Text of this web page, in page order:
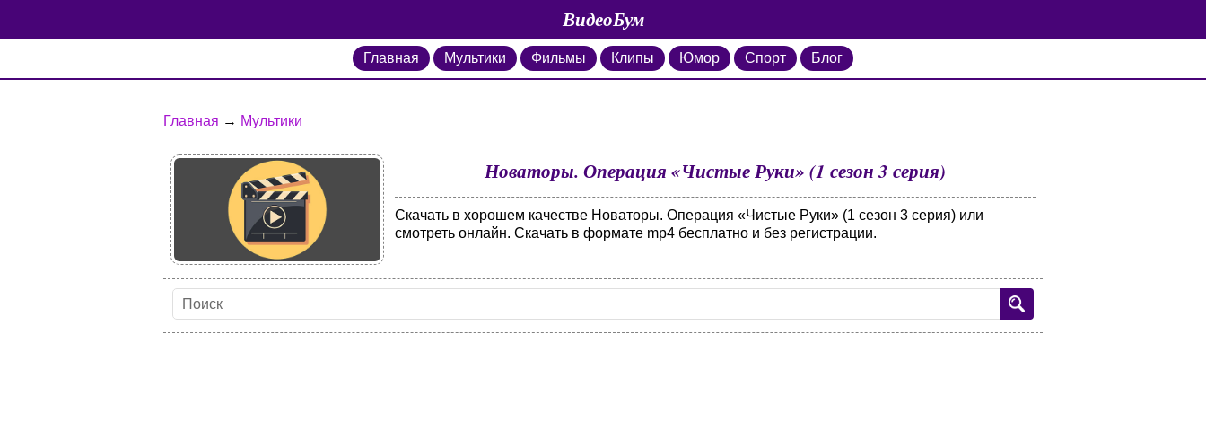
ВидеоБум
Главная Мультики Фильмы Клипы Юмор Спорт Блог
Главная → Мультики
Новаторы. Операция «Чистые Руки» (1 сезон 3 серия)
Скачать в хорошем качестве Новаторы. Операция «Чистые Руки» (1 сезон 3 серия) или
смотреть онлайн. Скачать в формате mp4 бесплатно и без регистрации.